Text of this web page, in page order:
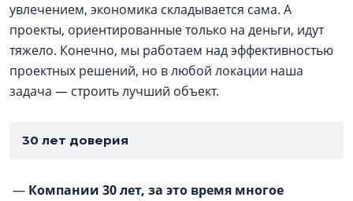
увлечением, экономика складывается сама. А
проекты, ориентированные только на деньги, идут
тяжело. Конечно, мы работаем над эффективностью
проектных решений, но в любой локации наша
задача — строить лучший объект.
30 лет доверия
— Компании 30 лет, за это время многое